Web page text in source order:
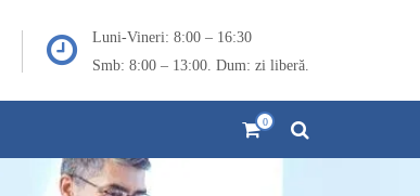
Luni-Vineri: 8:00 – 16:30
Smb: 8:00 – 13:00. Dum: zi liberă.
0